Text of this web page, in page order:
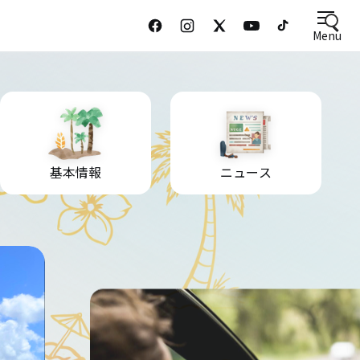
Menu
基本情報 ニュース